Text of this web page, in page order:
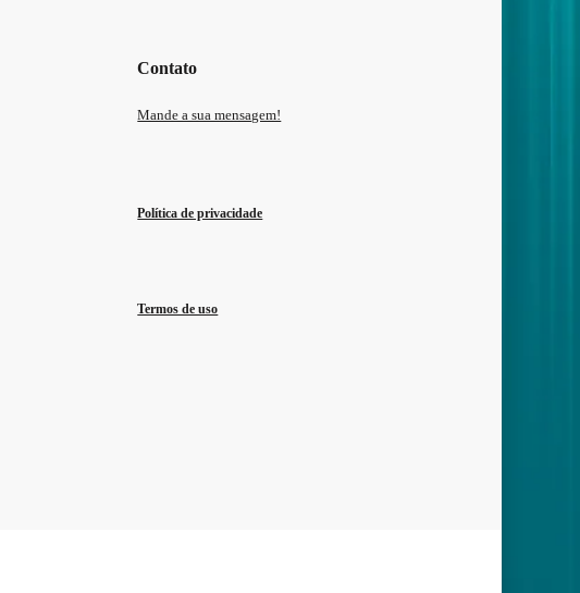
Contato
Mande a sua mensagem!
Política de privacidade
Termos de uso